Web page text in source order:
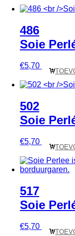
486
Soie
€5,70
502
Soie
€5,70
517
Soie
€5,70